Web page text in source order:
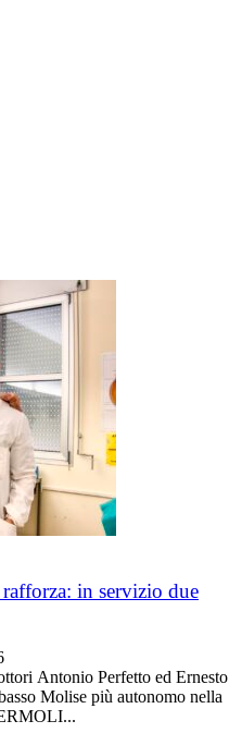
in servizio due
Antonio Perfetto ed Ernesto
Molise più autonomo nella